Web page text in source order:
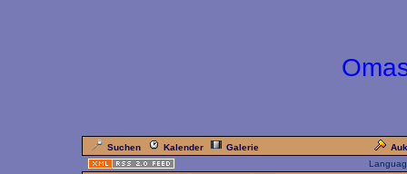
Suchen Kalender Galerie